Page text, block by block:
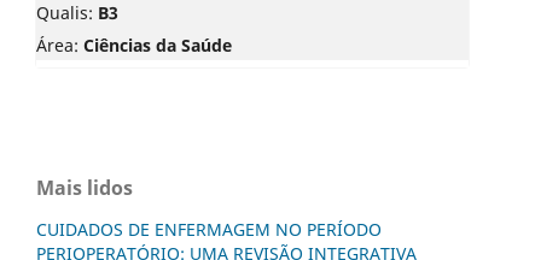
Qualis: B3
Área: Ciências da Saúde
Mais lidos
CUIDADOS DE ENFERMAGEM NO PERÍODO
PERIOPERATÓRIO: UMA REVISÃO INTEGRATIVA